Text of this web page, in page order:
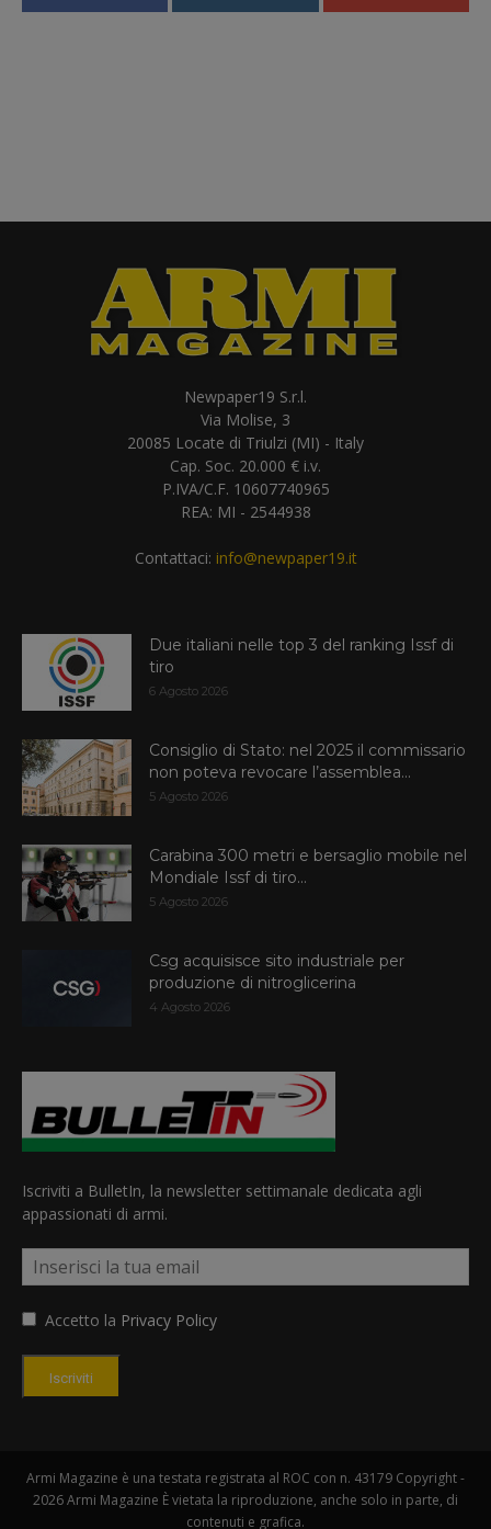
Newpaper19 S.r.l.
Via Molise, 3
20085 Locate di Triulzi (MI) - Italy
Cap. Soc. 20.000 € i.v.
P.IVA/C.F. 10607740965
REA: MI - 2544938
Contattaci: info@newpaper19.it
Due italiani nelle top 3 del ranking Issf di
tiro
6 Agosto 2026
Consiglio di Stato: nel 2025 il commissario
non poteva revocare l’assemblea...
5 Agosto 2026
Carabina 300 metri e bersaglio mobile nel
Mondiale Issf di tiro...
5 Agosto 2026
Csg acquisisce sito industriale per
produzione di nitroglicerina
4 Agosto 2026
Iscriviti a BulletIn, la newsletter settimanale dedicata agli
appassionati di armi.
Accetto la Privacy Policy
Iscriviti
Armi Magazine è una testata registrata al ROC con n. 43179 Copyright -
2026 Armi Magazine È vietata la riproduzione, anche solo in parte, di
contenuti e grafica.